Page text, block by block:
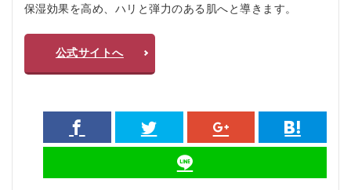
保湿効果を高め、ハリと弾力のある肌へと導きます。
公式サイトへ